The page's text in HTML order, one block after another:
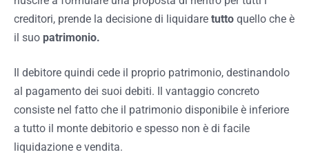
creditori, prende la decisione di liquidare tutto quello che è
il suo patrimonio.
Il debitore quindi cede il proprio patrimonio, destinandolo
al pagamento dei suoi debiti. Il vantaggio concreto
consiste nel fatto che il patrimonio disponibile è inferiore
a tutto il monte debitorio e spesso non è di facile
liquidazione e vendita.